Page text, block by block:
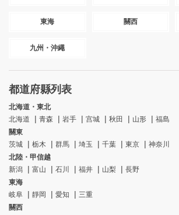
東海 關西
九州・沖繩
都道府縣列表
北海道・東北
北海道
青森 岩手 宫城 秋田 山形
福島
關東
茨城
栃木 群馬 埼玉 千葉 東京
神奈川
北陸・甲信越
新潟
富山 石川 福井 山梨
長野
東海
岐阜
靜岡 愛知
三重
關西